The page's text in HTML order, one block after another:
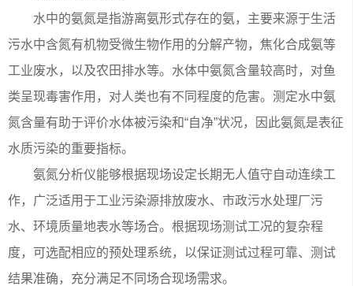
水中的氨氮是指游离氨形式存在的氨，主要来源于生活
污水中含氮有机物受微生物作用的分解产物，焦化合成氨等
工业废水，以及农田排水等。水体中氨氮含量较高时，对鱼
类呈现毒害作用，对人类也有不同程度的危害。测定水中氨
氮含量有助于评价水体被污染和“自净”状况，因此氨氮是表征
水质污染的重要指标。
氨氮分析仪能够根据现场设定长期无人值守自动连续工
作，广泛适用于工业污染源排放废水、市政污水处理厂污
水、环境质量地表水等场合。根据现场测试工况的复杂程
度，可选配相应的预处理系统，以保证测试过程可靠、测试
结果准确，充分满足不同场合现场需求。